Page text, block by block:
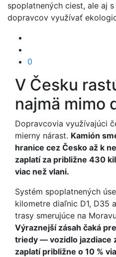
spoplatnených ciest, ale aj
dopravcov využívať
0
V Česku
najmä mimo
Dopravcovia využívajúci
mierny nárast. Kamión
hranice cez Česko až k
zaplatí za približne 430
viac než vlani.
Systém spoplatnených
kilometre diaľnic D1, D35
trasy smerujúce na
Výraznejší zásah čaká
triedy — vozidlo jazdiace
zaplatí približne o 10 %